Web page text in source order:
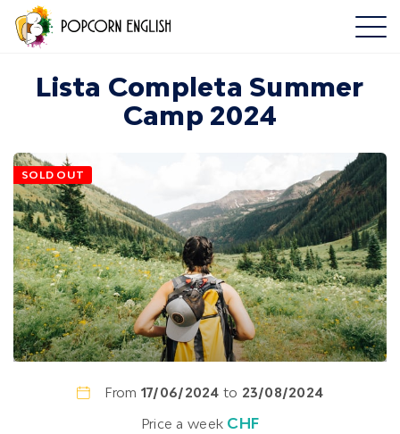
Lista Completa Summer
Camp 2024
SOLD OUT
From 17/06/2024 to 23/08/2024
Price a week CHF